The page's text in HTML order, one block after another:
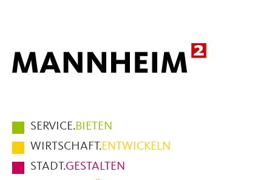
Hauptmenüpunkte
im
Fußbereich
der
SERVICE.BIETEN
WIRTSCHAFT.ENTWICKELN
STADT.GESTALTEN